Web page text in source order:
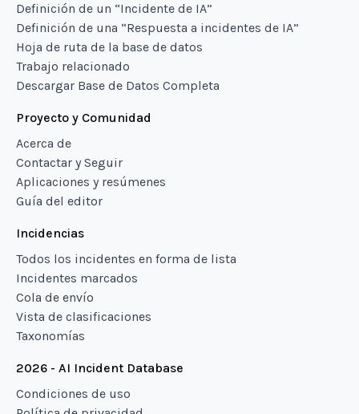
Definición de un “Incidente de IA”
Definición de una “Respuesta a incidentes de IA”
Hoja de ruta de la base de datos
Trabajo relacionado
Descargar Base de Datos Completa
Proyecto y Comunidad
Acerca de
Contactar y Seguir
Aplicaciones y resúmenes
Guía del editor
Incidencias
Todos los incidentes en forma de lista
Incidentes marcados
Cola de envío
Vista de clasificaciones
Taxonomías
2026 - AI Incident Database
Condiciones de uso